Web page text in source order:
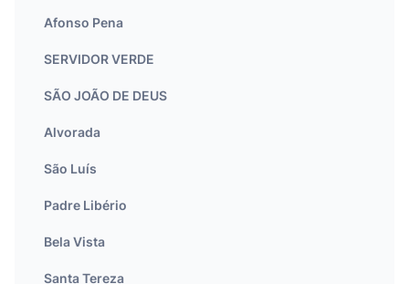
Afonso Pena
SERVIDOR VERDE
SÃO JOÃO DE DEUS
Alvorada
São Luís
Padre Libério
Bela Vista
Santa Tereza